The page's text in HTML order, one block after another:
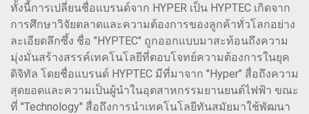
ทั้งนี้การเปลี่ยนชื่อแบรนด์จาก HYPER เป็น HYPTEC เกิดจาก
การศึกษาวิจัยตลาดและความต้องการของลูกค้าทั่วโลกอย่าง
ละเอียดลึกซึ้ง ชื่อ "HYPTEC" ถูกออกแบบมาสะท้อนถึงความ
มุ่งมั่นสร้างสรรค์เทคโนโลยีที่ตอบโจทย์ความต้องการในยุค
ดิจิทัล โดยชื่อแบรนด์ HYPTEC มีที่มาจาก "Hyper" สื่อถึงความ
สุดยอดและความเป็นผู้นำในอุตสาหกรรมยานยนต์ไฟฟ้า ขณะ
ที่ "Technology" สื่อถึงการนำเทคโนโลยีทันสมัยมาใช้พัฒนา